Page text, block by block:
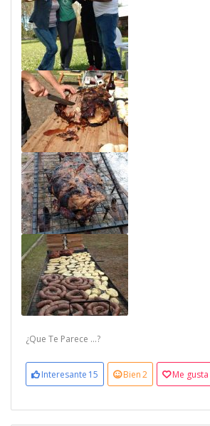
¿Que Te Parece ...?
Interesante 15 Bien2 Me gusta